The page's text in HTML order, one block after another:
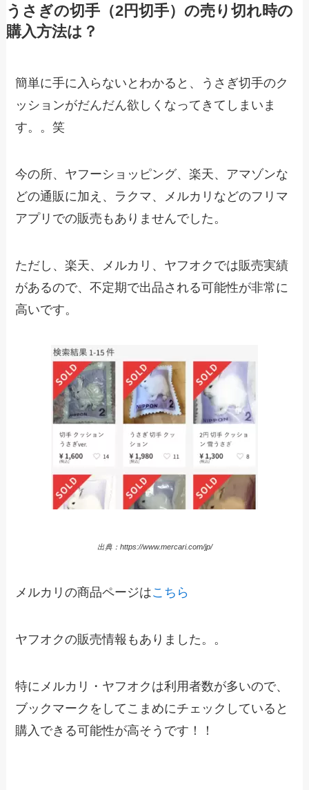
うさぎの切手（2円切手）の売り切れ時の
購入方法は？
簡単に手に入らないとわかると、うさぎ切手のク
ッションがだんだん欲しくなってきてしまいま
す。。笑
今の所、ヤフーショッピング、楽天、アマゾンな
どの通販に加え、ラクマ、メルカリなどのフリマ
アプリでの販売もありませんでした。
ただし、楽天、メルカリ、ヤフオクでは販売実績
があるので、不定期で出品される可能性が非常に
高いです。
出典：https://www.mercari.com/jp/
メルカリの商品ページはこちら
ヤフオクの販売情報もありました。。
特にメルカリ・ヤフオクは利用者数が多いので、
ブックマークをしてこまめにチェックしていると
購入できる可能性が高そうです！！